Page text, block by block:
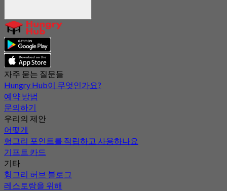
자주 묻는 질문들
Hungry Hub이 무엇인가요?
예약 방법
문의하기
우리의 제안
어떻게
헝그리 포인트를 적립하고 사용하나요
기프트 카드
기타
헝그리 허브 블로그
레스토랑을 위해